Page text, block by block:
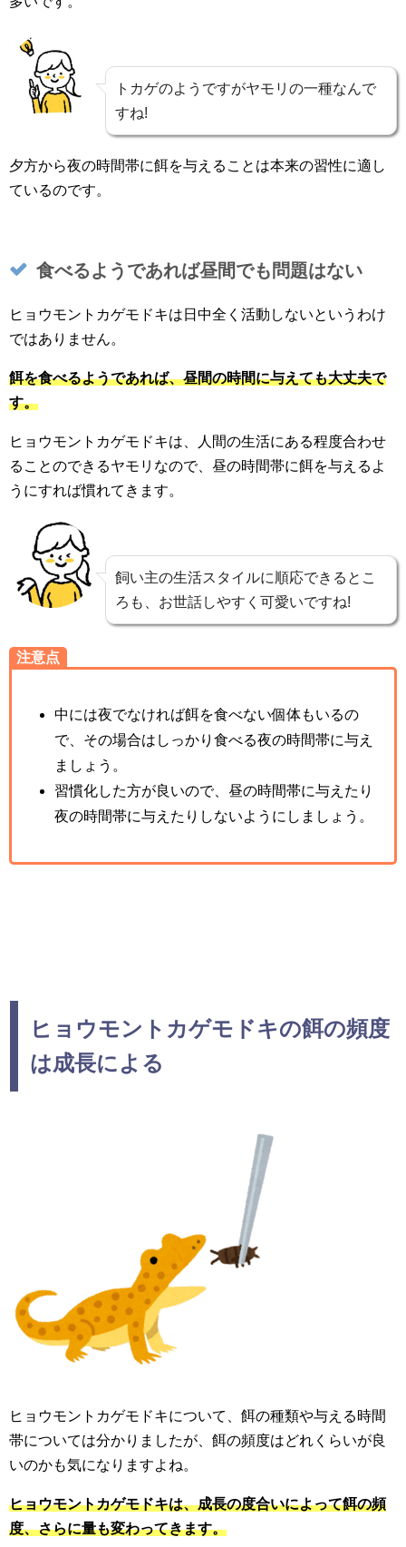
トカゲのようですがヤモリの一種なんで
すね!
夕方から夜の時間帯に餌を与えることは本来の習性に適し
ているのです。
食べるようであれば昼間でも問題はない
ヒョウモントカゲモドキは日中全く活動しないというわけ
ではありません。
餌を食べるようであれば、昼間の時間に与えても大丈夫で
す。
ヒョウモントカゲモドキは、人間の生活にある程度合わせ
ることのできるヤモリなので、昼の時間帯に餌を与えるよ
うにすれば慣れてきます。
飼い主の生活スタイルに順応できるとこ
ろも、お世話しやすく可愛いですね!
注意点
中には夜でなければ餌を食べない個体もいるの
で、その場合はしっかり食べる夜の時間帯に与え
ましょう。
習慣化した方が良いので、昼の時間帯に与えたり
夜の時間帯に与えたりしないようにしましょう。
ヒョウモントカゲモドキの餌の頻度
は成長による
ヒョウモントカゲモドキについて、餌の種類や与える時間
帯については分かりましたが、餌の頻度はどれくらいが良
いのかも気になりますよね。
ヒョウモントカゲモドキは、成長の度合いによって餌の頻
度、さらに量も変わってきます。